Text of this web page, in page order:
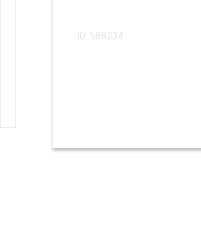
ID: 588234